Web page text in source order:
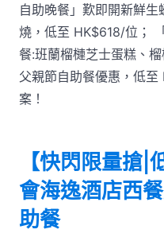
自助晚餐」歎即開新鮮
燒，低至 HK$618/位；
餐:班蘭榴槤芝士蛋糕、
父親節自助餐優惠，低
案！
【快閃限量搶|
會海逸酒店西
助餐